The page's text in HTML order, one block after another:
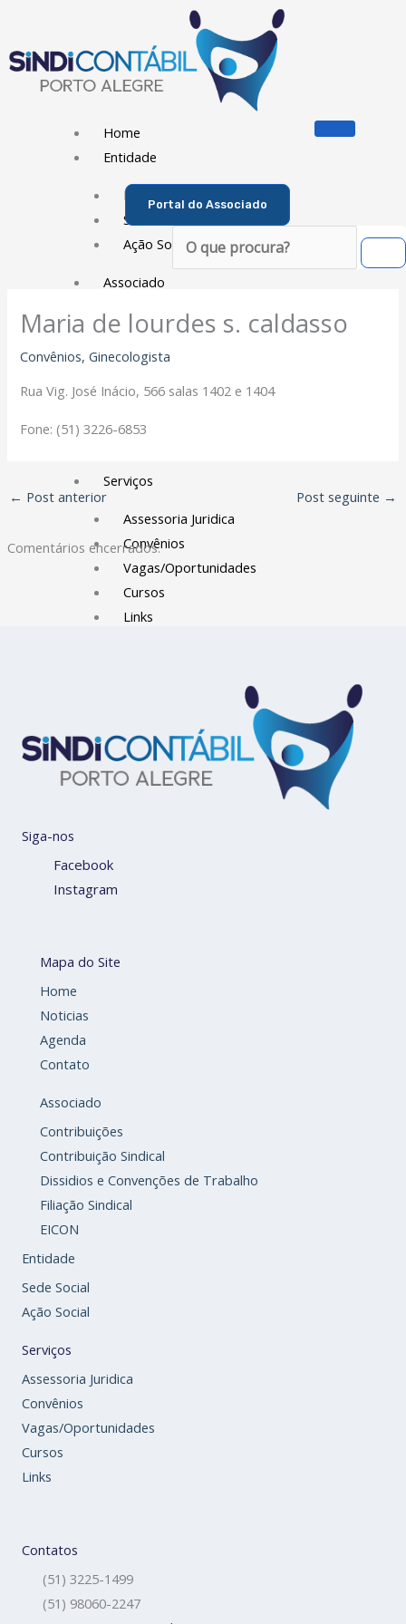
conteúdo
Home
Entidade
Diretoria
Sede Social
Ação Social
Associado
Porque ser um Associado
Contribuição Sindical
Dissídios e Convenções de Trabalho
Serviços
Assessoria Juridica
Convênios
Vagas/Oportunidades
Cursos
Links
X
Portal do Associado
Pesquisar
Maria de lourdes s. caldasso
Convênios,Ginecologista
Rua Vig. José Inácio, 566 salas 1402 e 1404
Fone: (51) 3226-6853
← Post anterior Post seguinte →
Comentários encerrados.
Siga-nos
Facebook
Instagram
Mapa do Site
Home
Noticias
Agenda
Contato
Associado
Contribuições
Contribuição Sindical
Dissidios e Convenções de Trabalho
Filiação Sindical
EICON
Entidade
Sede Social
Ação Social
Serviços
Assessoria Juridica
Convênios
Vagas/Oportunidades
Cursos
Links
Contatos
(51) 3225-1499
(51) 98060-2247